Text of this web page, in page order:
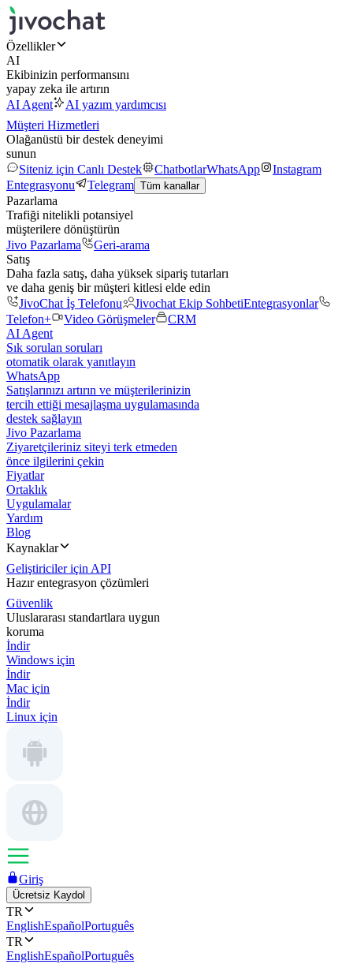
Özellikler
AI
Ekibinizin performansını
yapay zeka ile artırın
AI Agent
AI yazım yardımcısı
Müşteri Hizmetleri
Olağanüstü bir destek deneyimi
sunun
Siteniz için Canlı Destek
ChatbotlarWhatsApp
Instagram
Entegrasyonu
Telegram Tüm kanallar
Pazarlama
Trafiği nitelikli potansiyel
müşterilere dönüştürün
Jivo Pazarlama
Geri-arama
Satış
Daha fazla satış, daha yüksek sipariş tutarları
ve daha geniş bir müşteri kitlesi elde edin
JivoChat İş Telefonu
Jivochat Ekip SohbetiEntegrasyonlar
Telefon+
Video Görüşmeler
CRM
AI Agent
Sık sorulan soruları
otomatik olarak yanıtlayın
WhatsApp
Satışlarınızı artırın ve müşterilerinizin
tercih ettiği mesajlaşma uygulamasında
destek sağlayın
Jivo Pazarlama
Ziyaretçileriniz siteyi terk etmeden
önce ilgilerini çekin
Fiyatlar
Ortaklık
Uygulamalar
Yardım
Blog
Kaynaklar
Geliştiriciler için API
Hazır entegrasyon çözümleri
Güvenlik
Uluslararası standartlara uygun
koruma
İndir
Windows için
İndir
Mac için
İndir
Linux için
Giriş
Ücretsiz Kaydol
TR
EnglishEspañolPortuguês
TR
EnglishEspañolPortuguês